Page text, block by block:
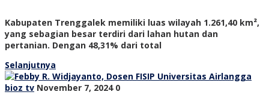
Kabupaten Trenggalek memiliki luas wilayah 1.261,40 km²,
yang sebagian besar terdiri dari lahan hutan dan
pertanian. Dengan 48,31% dari total
Selanjutnya
bioz tv November 7, 2024 0